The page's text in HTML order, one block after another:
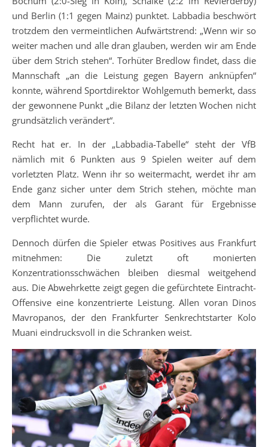
und Berlin (1:1 gegen Mainz) punktet. Labbadia beschwört
trotzdem den vermeintlichen Aufwärtstrend: „Wenn wir so
weiter machen und alle dran glauben, werden wir am Ende
über dem Strich stehen“. Torhüter Bredlow findet, dass die
Mannschaft „an die Leistung gegen Bayern anknüpfen“
konnte, während Sportdirektor Wohlgemuth bemerkt, dass
der gewonnene Punkt „die Bilanz der letzten Wochen nicht
grundsätzlich verändert“.
Recht hat er. In der „Labbadia-Tabelle“ steht der VfB
nämlich mit 6 Punkten aus 9 Spielen weiter auf dem
vorletzten Platz. Wenn ihr so weitermacht, werdet ihr am
Ende ganz sicher unter dem Strich stehen, möchte man
dem Mann zurufen, der als Garant für Ergebnisse
verpflichtet wurde.
Dennoch dürfen die Spieler etwas Positives aus Frankfurt
mitnehmen: Die zuletzt oft monierten
Konzentrationsschwächen bleiben diesmal weitgehend
aus. Die Abwehrkette zeigt gegen die gefürchtete Eintracht-
Offensive eine konzentrierte Leistung. Allen voran Dinos
Mavropanos, der den Frankfurter Senkrechtstarter Kolo
Muani eindrucksvoll in die Schranken weist.